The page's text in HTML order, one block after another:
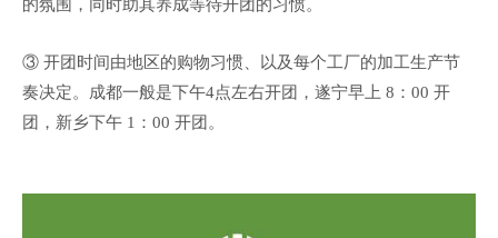
的氛围，同时助其养成等待开团的习惯。
③ 开团时间由地区的购物习惯、以及每个工厂的加工生产节
奏决定。成都一般是下午4点左右开团，遂宁早上 8：00 开
团，新乡下午 1：00 开团。